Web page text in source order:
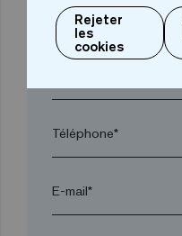
Code postal*
Téléphone*
E-mail*
Rejeter
les
cookies